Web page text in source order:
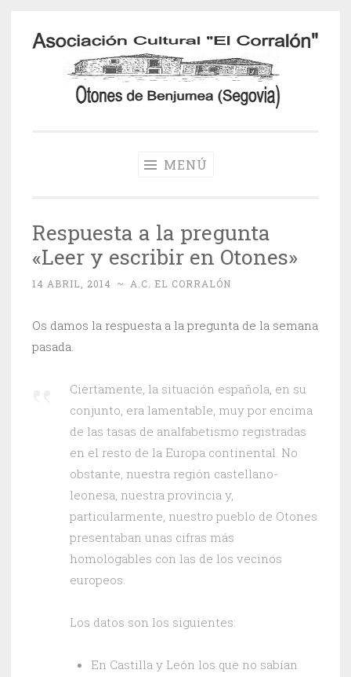
Saltar
contenido
MENÚ
Respuesta a la pregunta
«Leer y escribir en Otones»
14 ABRIL, 2014 ~ A.C. EL CORRALÓN
Os damos la respuesta a la pregunta de la semana
pasada.
Ciertamente, la situación española, en su
conjunto, era lamentable, muy por encima
de las tasas de analfabetismo registradas
en el resto de la Europa continental. No
obstante, nuestra región castellano-
leonesa, nuestra provincia y,
particularmente, nuestro pueblo de Otones
presentaban unas cifras más
homologables con las de los vecinos
europeos.
Los datos son los siguientes:
En Castilla y León los que no sabían